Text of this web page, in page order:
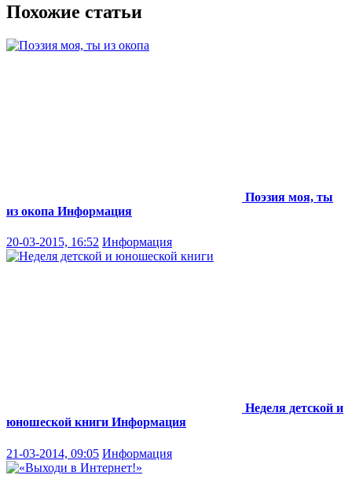
Похожие статьи
Поэзия моя, ты
из окопа Информация
20-03-2015, 16:52 Информация
Неделя детской и
юношеской книги Информация
21-03-2014, 09:05 Информация